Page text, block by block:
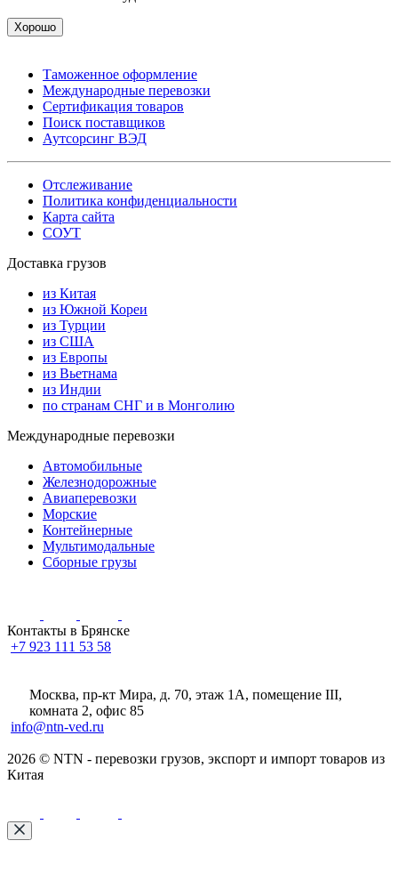
Хорошо
Таможенное оформление
Международные перевозки
Сертификация товаров
Поиск поставщиков
Аутсорсинг ВЭД
Отслеживание
Политика конфиденциальности
Карта сайта
СОУТ
Доставка грузов
из Китая
из Южной Кореи
из Турции
из США
из Европы
из Вьетнама
из Индии
по странам СНГ и в Монголию
Международные перевозки
Автомобильные
Железнодорожные
Авиаперевозки
Морские
Контейнерные
Мультимодальные
Сборные грузы
Контакты в Брянске
+7 923 111 53 58
Москва, пр-кт Мира, д. 70, этаж 1А, помещение III,
комната 2, офис 85
info@ntn-ved.ru
2026 © NTN - перевозки грузов, экспорт и импорт товаров из
Китая